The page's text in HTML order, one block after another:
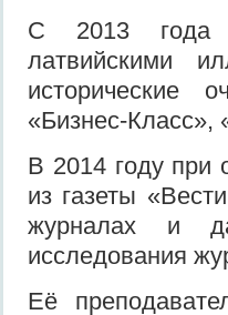
С 2013 года
латвийскими
исторические
«Бизнес-Класс»,
В 2014 году
из газеты
журналах и
исследования
Её